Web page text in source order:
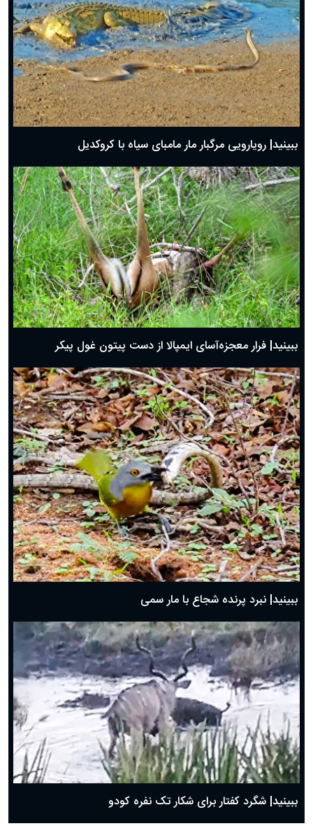
ببینید| رویارویی مرگبار مار مامبای سیاه با کروکدیل
ببینید| فرار معجزه‌آسای ایمپالا از دست پیتون غول پیکر
ببینید| نبرد پرنده شجاع با مار سمی
ببینید| شگرد کفتار برای شکار تک نفره کودو